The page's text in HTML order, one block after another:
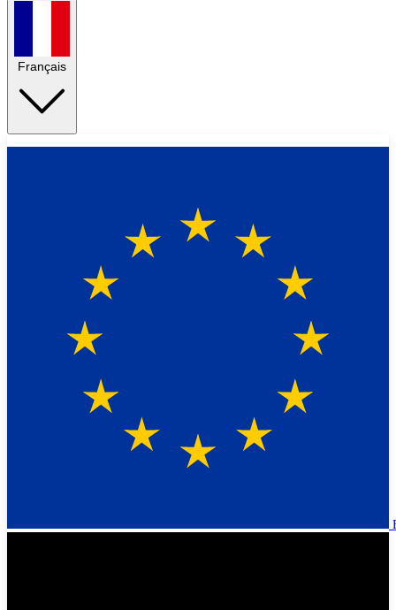
Français